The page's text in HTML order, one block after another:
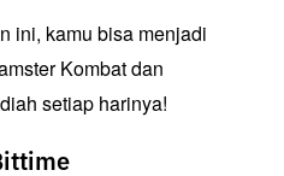
ini, kamu bisa menjadi
Kombat dan
setiap harinya!